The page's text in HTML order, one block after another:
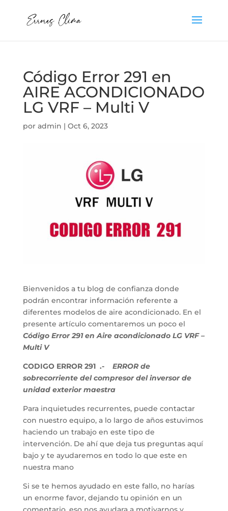
Código Error 291 en
AIRE ACONDICIONADO
LG VRF – Multi V
por admin | Oct 6, 2023
Bienvenidos a tu blog de confianza donde
podrán encontrar información referente a
diferentes modelos de aire acondicionado. En el
presente artículo comentaremos un poco el
Código Error 291 en Aire acondicionado LG VRF –
Multi V
CODIGO ERROR 291 .-
ERROR de
sobrecorriente del compresor del inversor de
unidad exterior maestra
Para inquietudes recurrentes, puede contactar
con nuestro equipo, a lo largo de años estuvimos
haciendo un trabajo en este tipo de
intervención. De ahí que deja tus preguntas aquí
bajo y te ayudaremos en todo lo que este en
nuestra mano
Si se te hemos ayudado en este fallo, no harías
un enorme favor, dejando tu opinión en un